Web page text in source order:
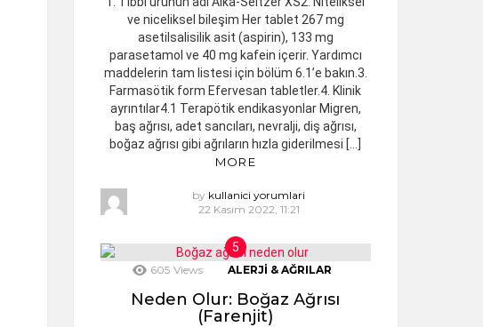
ve niceliksel bileşim Her tablet 267 mg
asetilsalisilik asit (aspirin), 133 mg
parasetamol ve 40 mg kafein içerir. Yardımcı
maddelerin tam listesi için bölüm 6.1’e bakın.3.
Farmasötik form Efervesan tabletler.4. Klinik
ayrıntılar4.1 Terapötik endikasyonlar Migren,
baş ağrısı, adet sancıları, nevralji, diş ağrısı,
boğaz ağrısı gibi ağrıların hızla giderilmesi […]
MORE
by kullanici yorumlari
22 Kasım 2022, 11:21
605 Views ALERJI & AĞRILAR
Neden Olur: Boğaz Ağrısı
(Farenjit)